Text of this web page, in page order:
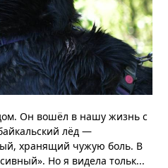
Он вошёл в нашу жизнь с
лёд —
хранящий чужую боль. В
Но я видела тольк...